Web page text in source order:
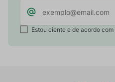
Estou ciente e de acordo